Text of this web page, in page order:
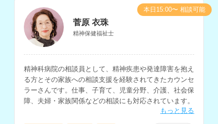
菅原 衣珠
精神保健福祉士
精神科病院の相談員として、精神疾患や発達障害を抱え
る方とその家族への相談支援を経験されてきたカウンセ
ラーさんです。仕事、子育て、児童分野、介護、社会保
障、夫婦・家族関係などの相談にも対応されています。
もっと見る
本日15:00〜 相談可能